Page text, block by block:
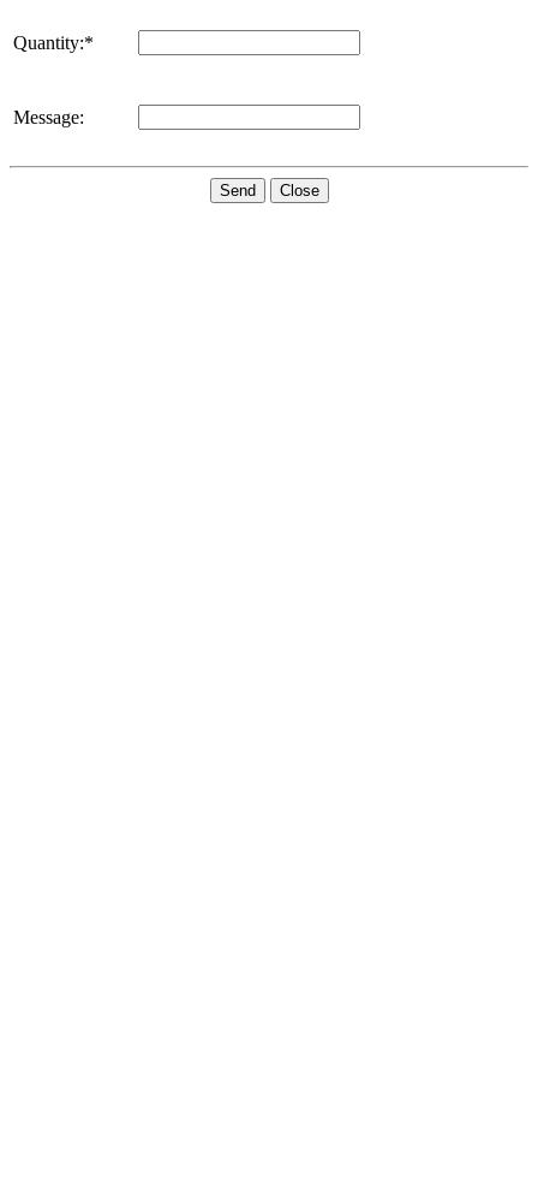
Quantity:*
Message:
Send Close